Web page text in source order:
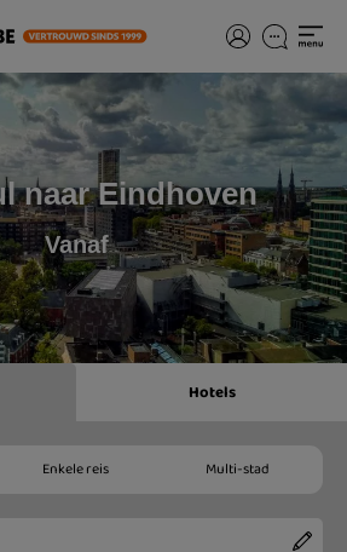
naar Eindhoven
Vanaf